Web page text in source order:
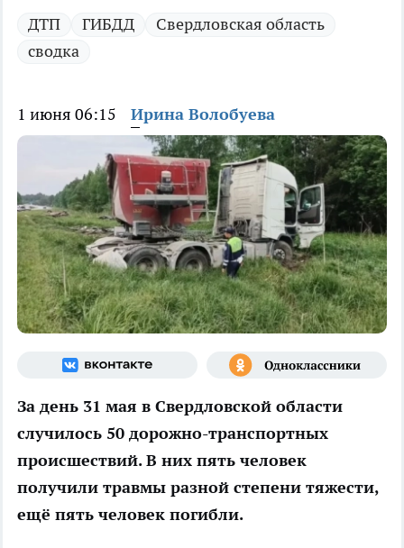
ДТП ГИБДД
Свердловская область
сводка
1 июня 06:15 Ирина Волобуева
За день 31 мая в Свердловской области
случилось 50 дорожно-транспортных
происшествий. В них пять человек
получили травмы разной степени тяжести,
ещё пять человек погибли.